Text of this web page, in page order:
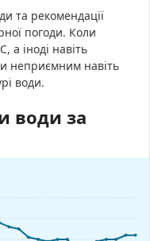
та рекомендації
погоди. Коли
а іноді навіть
неприємним навіть
води.
води за